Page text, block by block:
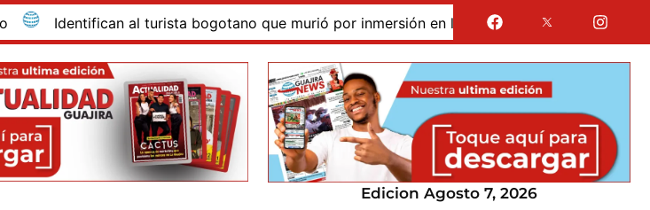
Identifican al turista bogotano que murió por inmersión en las dunas de Taroa; su cuerpo
Edicion Agosto 7, 2026